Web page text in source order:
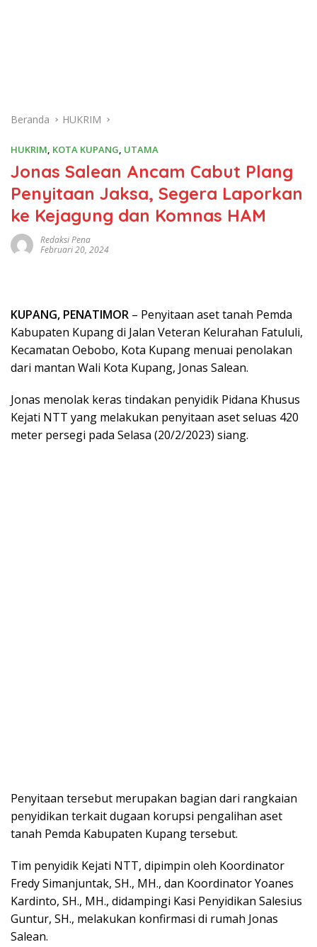
Beranda HUKRIM
HUKRIM, KOTA KUPANG, UTAMA
Jonas Salean Ancam Cabut Plang
Penyitaan Jaksa, Segera Laporkan
ke Kejagung dan Komnas HAM
Redaksi Pena
Februari 20, 2024
KUPANG, PENATIMOR – Penyitaan aset tanah Pemda
Kabupaten Kupang di Jalan Veteran Kelurahan Fatululi,
Kecamatan Oebobo, Kota Kupang menuai penolakan
dari mantan Wali Kota Kupang, Jonas Salean.
Jonas menolak keras tindakan penyidik Pidana Khusus
Kejati NTT yang melakukan penyitaan aset seluas 420
meter persegi pada Selasa (20/2/2023) siang.
Penyitaan tersebut merupakan bagian dari rangkaian
penyidikan terkait dugaan korupsi pengalihan aset
tanah Pemda Kabupaten Kupang tersebut.
Tim penyidik Kejati NTT, dipimpin oleh Koordinator
Fredy Simanjuntak, SH., MH., dan Koordinator Yoanes
Kardinto, SH., MH., didampingi Kasi Penyidikan Salesius
Guntur, SH., melakukan konfirmasi di rumah Jonas
Salean.